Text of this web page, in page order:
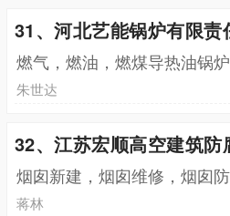
31、河北艺能锅炉有限责
燃气，燃油，燃煤导热油锅
朱世达
32、江苏宏顺高空建筑防
烟囱新建，烟囱维修，烟囱
蒋林